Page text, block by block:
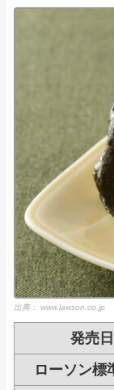
出典： www.lawson.co.jp
発売日
ローソン標